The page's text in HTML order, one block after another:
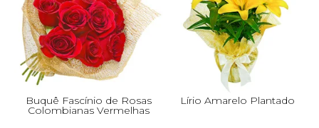
Buquê Fascínio de Rosas
Colombianas Vermelhas
Lírio Amarelo Plantado